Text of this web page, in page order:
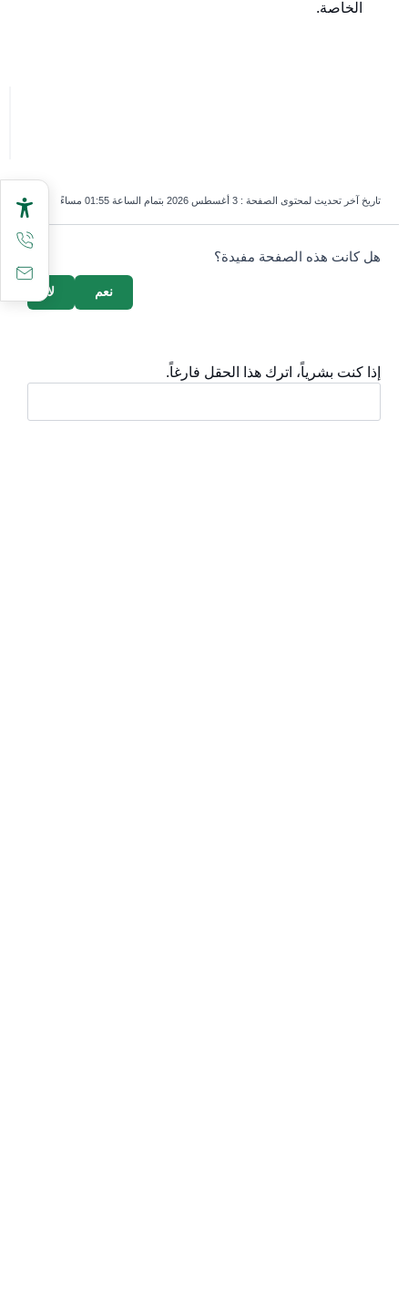
الخاصة.
تاريخ آخر تحديث لمحتوى الصفحة : 3 أغسطس 2026 بتمام الساعة 01:55 مساءً
survey_v2
هل كانت هذه الصفحة مفيدة؟
لا نعم
إذا كنت بشرياً، اترك هذا الحقل فارغاً.